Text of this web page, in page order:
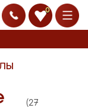
0
(27